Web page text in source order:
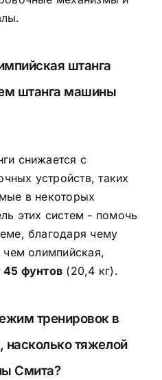
штанга
штанга машины
снижается с
устройств, таких
в некоторых
этих систем - помочь
благодаря чему
чем олимпийская,
45 фунтов (20,4 кг).
тренировок в
насколько тяжелой
Смита?